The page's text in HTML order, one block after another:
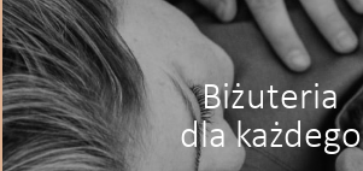
Biżuteria
dla każdego